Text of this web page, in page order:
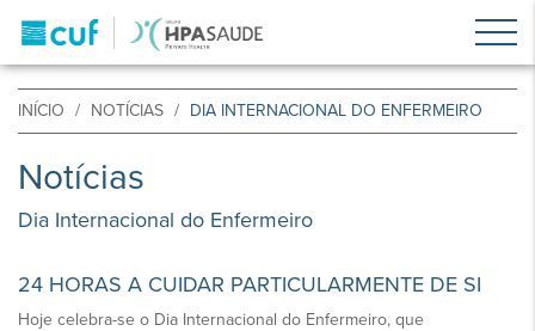
INÍCIO NOTÍCIAS DIA INTERNACIONAL DO ENFERMEIRO
Notícias
Dia Internacional do Enfermeiro
24 HORAS A CUIDAR PARTICULARMENTE DE SI
Hoje celebra-se o Dia Internacional do Enfermeiro, que